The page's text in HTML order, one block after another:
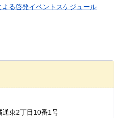
る啓発イベントスケジュール
東2丁目10番1号